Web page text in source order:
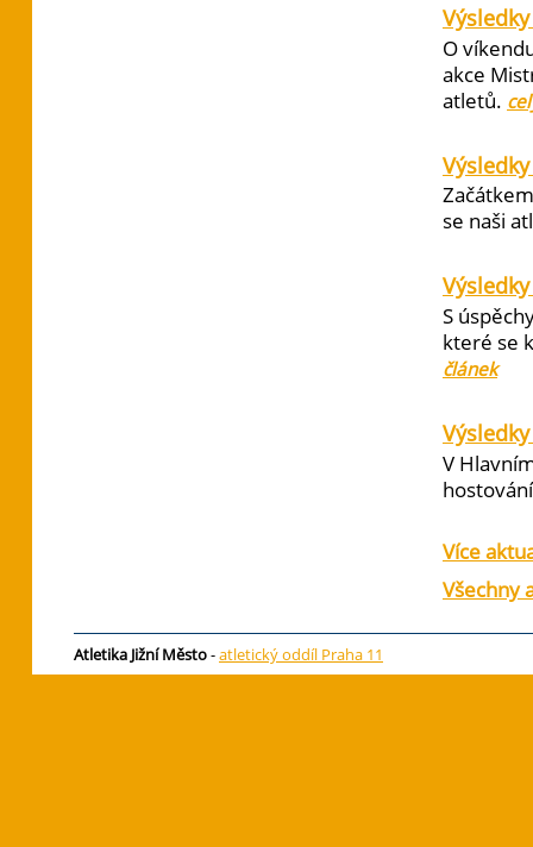
O
akce
atletů.
se naši
S
které se
článek
V
Více
Všechny
Atletika Jižní Město-atletický oddíl Praha 11